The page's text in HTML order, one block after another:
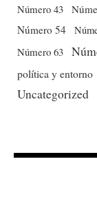
Número 43
Número 54
Número 63
política y entorno
Uncategorized